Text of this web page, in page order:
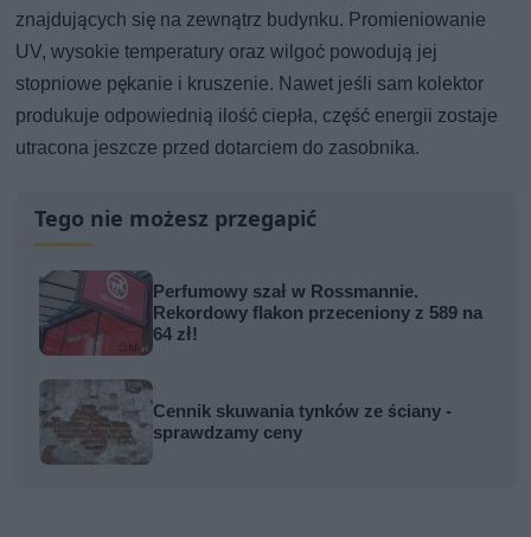
znajdujących się na zewnątrz budynku. Promieniowanie
UV, wysokie temperatury oraz wilgoć powodują jej
stopniowe pękanie i kruszenie. Nawet jeśli sam kolektor
produkuje odpowiednią ilość ciepła, część energii zostaje
utracona jeszcze przed dotarciem do zasobnika.
Tego nie możesz przegapić
Perfumowy szał w Rossmannie.
Rekordowy flakon przeceniony z 589 na
64 zł!
Cennik skuwania tynków ze ściany -
sprawdzamy ceny